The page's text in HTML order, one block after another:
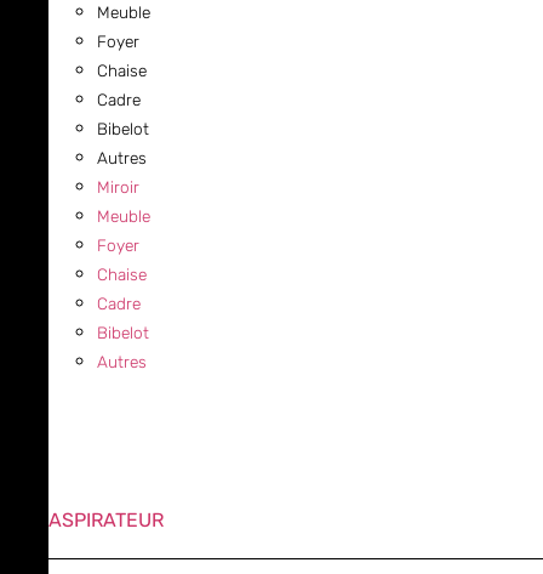
Meuble
Foyer
Chaise
Cadre
Bibelot
Autres
Miroir
Meuble
Foyer
Chaise
Cadre
Bibelot
Autres
ASPIRATEUR